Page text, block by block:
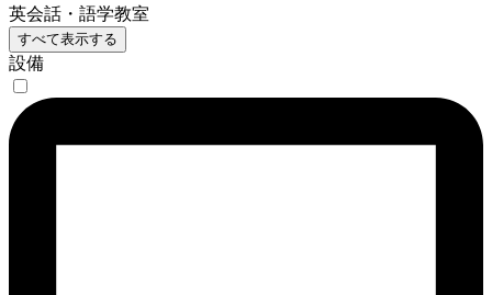
英会話・語学教室
すべて表示する
設備